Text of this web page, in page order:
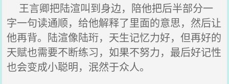
王言卿把陆渲叫到身边，陪他把后半部分一
字一句读通顺，给他解释了里面的意思，然后让
他再背。陆渲像陆珩，天生记忆力好，但再好的
天赋也需要不断练习，如果不努力，最后好记性
也会变成小聪明，泯然于众人。